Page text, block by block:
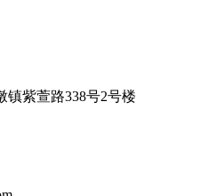
镇紫萱路338号2号楼